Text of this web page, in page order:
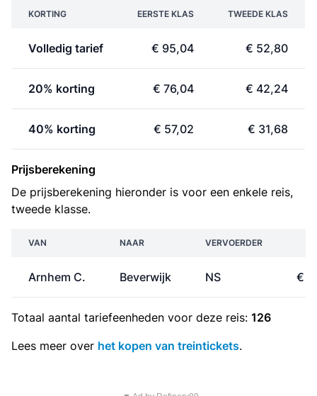
KORTING EERSTE KLAS TWEEDE KLAS
Volledig tarief € 95,04 € 52,80
20% korting € 76,04 € 42,24
40% korting € 57,02 € 31,68
Prijsberekening
De prijsberekening hieronder is voor een enkele reis,
tweede klasse.
VAN NAAR VERVOERDER
Arnhem C. Beverwijk NS €
Totaal aantal tariefeenheden voor deze reis: 126
Lees meer over het kopen van treintickets.